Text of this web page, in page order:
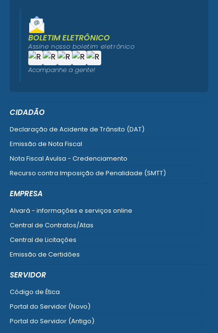
CIDADÃO
Declaração de Acidente de Trânsito (DAT)
Emissão de Nota Fiscal
Nota Fiscal Avulsa - Credenciamento
Recurso contra Imposição de Penalidade (SMTT)
EMPRESA
Alvará - informações e serviços online
Central de Contratos/Atas
Central de Licitações
Emissão de Certidões
SERVIDOR
Código de Ética
Portal do Servidor (Novo)
Portal do Servidor (Antigo)
BOLETIM ELETRÔNICO
Assine nosso boletim eletrônico
Acompanhe a gente!